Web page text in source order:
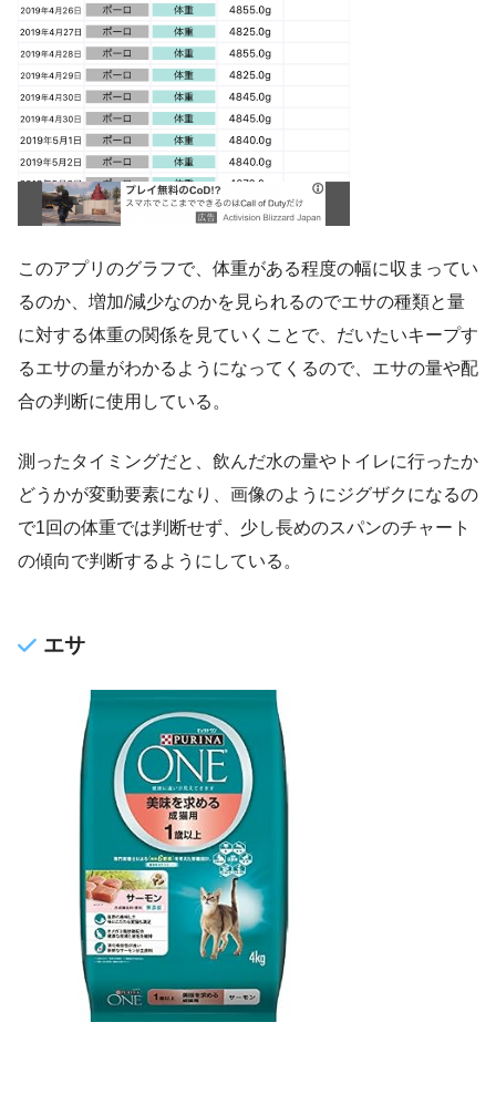
このアプリのグラフで、体重がある程度の幅に収まってい
るのか、増加/減少なのかを見られるのでエサの種類と量
に対する体重の関係を見ていくことで、だいたいキープす
るエサの量がわかるようになってくるので、エサの量や配
合の判断に使用している。
測ったタイミングだと、飲んだ水の量やトイレに行ったか
どうかが変動要素になり、画像のようにジグザクになるの
で1回の体重では判断せず、少し長めのスパンのチャート
の傾向で判断するようにしている。
エサ